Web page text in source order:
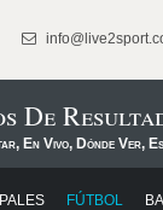
De
En Vivo, Dónde Ver,
FÚTBOL